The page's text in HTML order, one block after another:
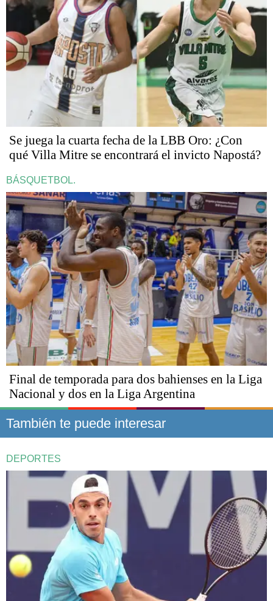
Se juega la cuarta fecha de la LBB Oro: ¿Con
qué Villa Mitre se encontrará el invicto Napostá?
BÁSQUETBOL.
Final de temporada para dos bahienses en la Liga
Nacional y dos en la Liga Argentina
También te puede interesar
DEPORTES